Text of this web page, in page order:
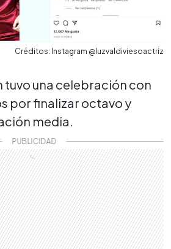
Créditos: Instagram @luzvaldiviesoactriz
tuvo una celebración con
por finalizar octavo y
media.